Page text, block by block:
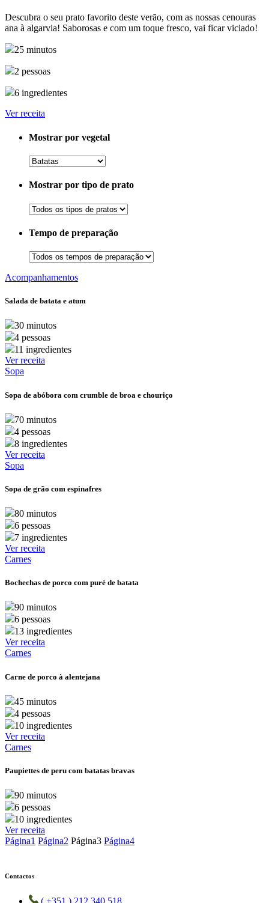
Descubra o seu prato favorito deste verão, com as nossas cenouras
ana à algarvia! Saborosas e com um toque fresco, vai ficar viciado!
25 minutos
2 pessoas
6 ingredientes
Ver receita
Mostrar por vegetal
Mostrar por tipo de prato
Tempo de preparação
Acompanhamentos
Salada de batata e atum
30 minutos
4 pessoas
11 ingredientes
Ver receita
Sopa
Sopa de abóbora com crumble de broa e chouriço
70 minutos
4 pessoas
8 ingredientes
Ver receita
Sopa
Sopa de grão com espinafres
80 minutos
6 pessoas
7 ingredientes
Ver receita
Carnes
Bochechas de porco com puré de batata
90 minutos
6 pessoas
13 ingredientes
Ver receita
Carnes
Carne de porco à alentejana
45 minutos
4 pessoas
10 ingredientes
Ver receita
Carnes
Paupiettes de peru com batatas bravas
90 minutos
6 pessoas
10 ingredientes
Ver receita
Página1 Página2 Página3 Página4
Contactos
( +351 ) 212 340 518